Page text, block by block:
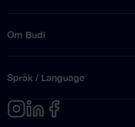
Om Budi
Språk / Language